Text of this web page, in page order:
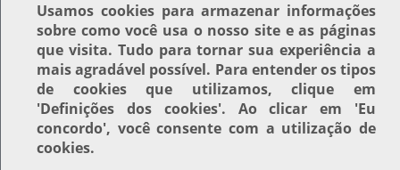
Usamos cookiespara armazenar informações
sobre como você usa o nosso site e as páginas
que visita. Tudo para tornar sua experiência a
mais agradável possível. Para entender os tipos
de cookies que utilizamos, clique em
'Definições dos cookies'. Ao clicar em 'Eu
concordo', você consente com a utilização de
cookies.